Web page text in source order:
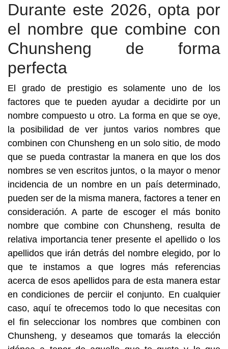
Durante este 2026, opta por
el nombre que combine con
Chunsheng de forma
perfecta
El grado de prestigio es solamente uno de los
factores que te pueden ayudar a decidirte por un
nombre compuesto u otro. La forma en que se oye,
la posibilidad de ver juntos varios nombres que
combinen con Chunsheng en un solo sitio, de modo
que se pueda contrastar la manera en que los dos
nombres se ven escritos juntos, o la mayor o menor
incidencia de un nombre en un país determinado,
pueden ser de la misma manera, factores a tener en
consideración. A parte de escoger el más bonito
nombre que combine con Chunsheng, resulta de
relativa importancia tener presente el apellido o los
apellidos que irán detrás del nombre elegido, por lo
que te instamos a que logres más referencias
acerca de esos apellidos para de esta manera estar
en condiciones de perciir el conjunto. En cualquier
caso, aquí te ofrecemos todo lo que necesitas con
el fin seleccionar los nombres que combinen con
Chunsheng, y deseamos que tomarás la elección